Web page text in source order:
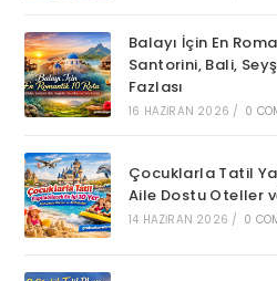
Balayı İçin En
Santorini, Bali,
Fazlası
16 HAZIRAN 2026 / 0
Çocuklarla Tatil
Aile Dostu Oteller
14 HAZIRAN 2026 / 0